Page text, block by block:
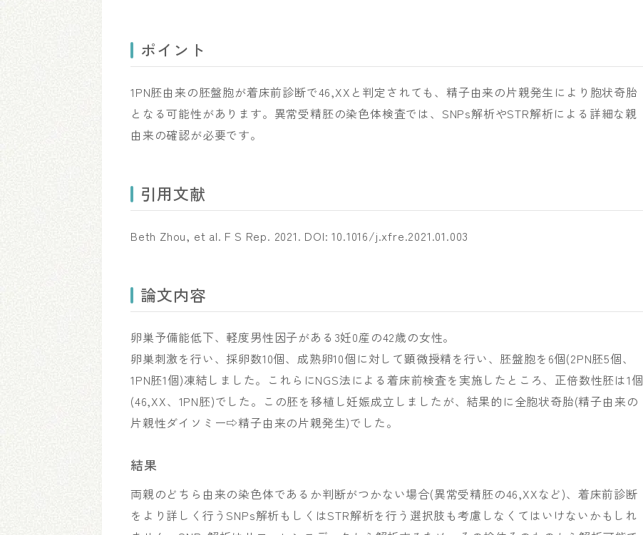
ポイント
1PN胚由来の胚盤胞が着床前診断で46,XXと判定されても、精子由来の片親発生により胞状奇胎
となる可能性があります。異常受精胚の染色体検査では、SNPs解析やSTR解析による詳細な親
由来の確認が必要です。
引用文献
Beth Zhou, et al. F S Rep. 2021. DOI: 10.1016/j.xfre.2021.01.003
論文内容
卵巣予備能低下、軽度男性因子がある3妊0産の42歳の女性。
卵巣刺激を行い、採卵数10個、成熟卵10個に対して顕微授精を行い、胚盤胞を6個(2PN胚5個、
1PN胚1個)凍結しました。これらにNGS法による着床前検査を実施したところ、正倍数性胚は1個
(46,XX、1PN胚)でした。この胚を移植し妊娠成立しましたが、結果的に全胞状奇胎(精子由来の
片親性ダイソミー⇨精子由来の片親発生)でした。
結果
両親のどちら由来の染色体であるか判断がつかない場合(異常受精胚の46,XXなど)、着床前診断
をより詳しく行うSNPs解析もしくはSTR解析を行う選択肢も考慮しなくてはいけないかもしれ